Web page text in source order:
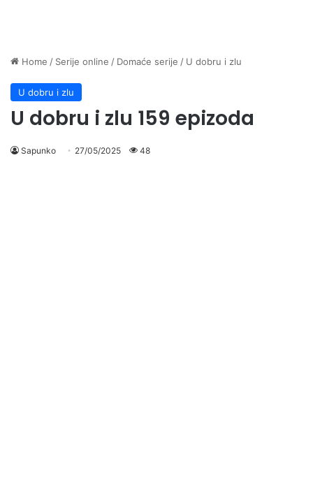
Home / Serije online / Domaće serije / U dobru i zlu
U dobru i zlu
U dobru i zlu 159 epizoda
Sapunko 27/05/2025 48